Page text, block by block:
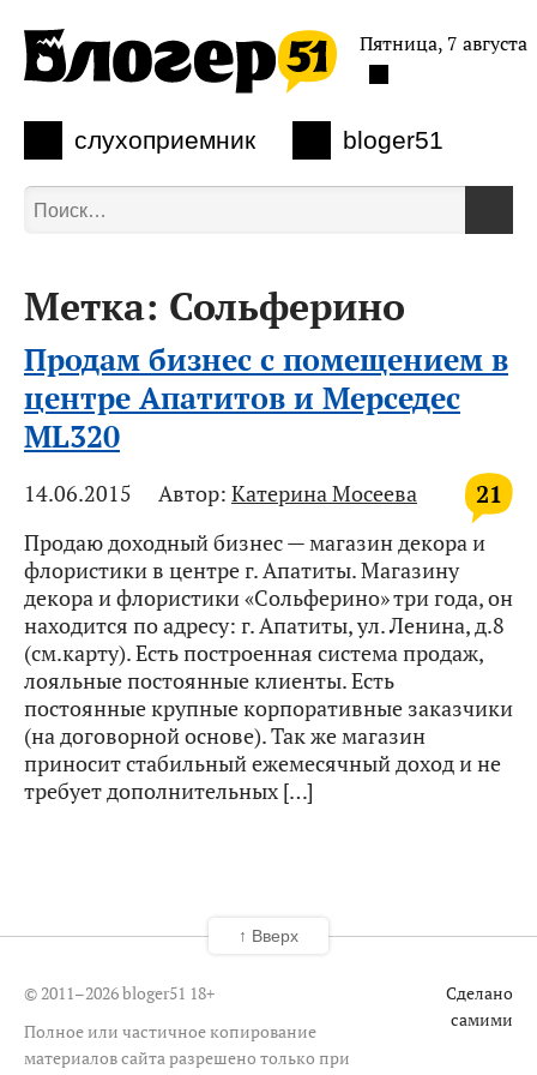
слухоприемник bloger51
Пятница, 7 августа
Метка: Сольферино
Продам бизнес с помещением в
центре Апатитов и Мерседес
ML320
21
14.06.2015 Автор: Катерина Мосеева
Продаю доходный бизнес — магазин декора и
флористики в центре г. Апатиты. Магазину
декора и флористики «Сольферино» три года, он
находится по адресу: г. Апатиты, ул. Ленина, д.8
(см.карту). Есть построенная система продаж,
лояльные постоянные клиенты. Есть
постоянные крупные корпоративные заказчики
(на договорной основе). Так же магазин
приносит стабильный ежемесячный доход и не
требует дополнительных […]
© 2011–2026 bloger51 18+
Полное или частичное копирование
материалов сайта разрешено только при
Сделано
самими
↑ Вверх